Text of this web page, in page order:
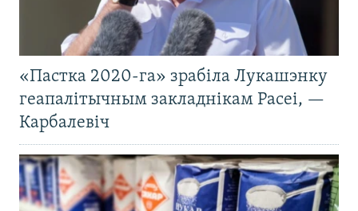
«Пастка 2020-га» зрабіла Лукашэнку
геапалітычным закладнікам Расеі, —
Карбалевіч